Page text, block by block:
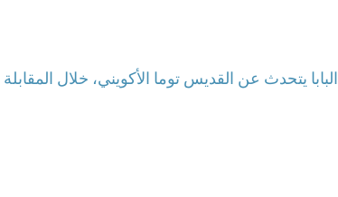
البابا يتحدث عن القديس توما الأكويني، خلال المقابلة